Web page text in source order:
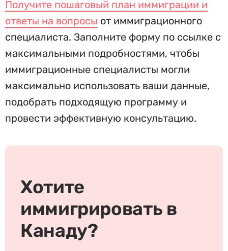
Получите пошаговый план иммиграции и
ответы на вопросы от иммиграционного
специалиста. Заполните форму по ссылке с
максимальными подробностями, чтобы
иммиграционные специалисты могли
максимально использовать ваши данные,
подобрать подходящую программу и
провести эффективную консультацию.
Хотите
иммигрировать в
Канаду?